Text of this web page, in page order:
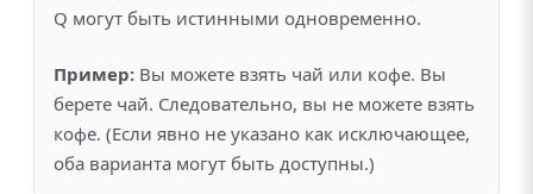
Q могут быть истинными одновременно.
Пример: Вы можете взять чай или кофе. Вы
берете чай. Следовательно, вы не можете взять
кофе. (Если явно не указано как исключающее,
оба варианта могут быть доступны.)